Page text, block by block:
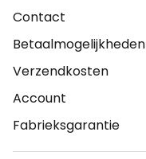
Contact
Betaalmogelijkheden
Verzendkosten
Account
Fabrieksgarantie